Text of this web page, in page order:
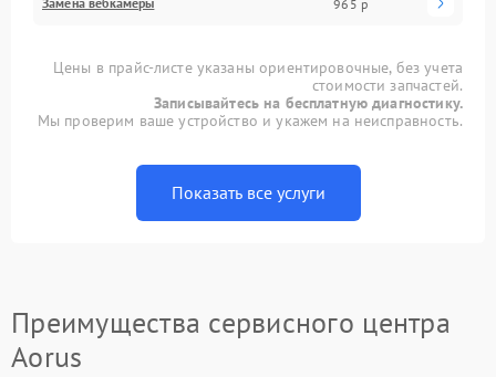
965 р
Цены в прайс-листе указаны ориентировочные, без учета
стоимости запчастей.
Записывайтесь на бесплатную диагностику.
Мы проверим ваше устройство и укажем на неисправность.
Показать все услуги
Преимущества сервисного центра
Aorus